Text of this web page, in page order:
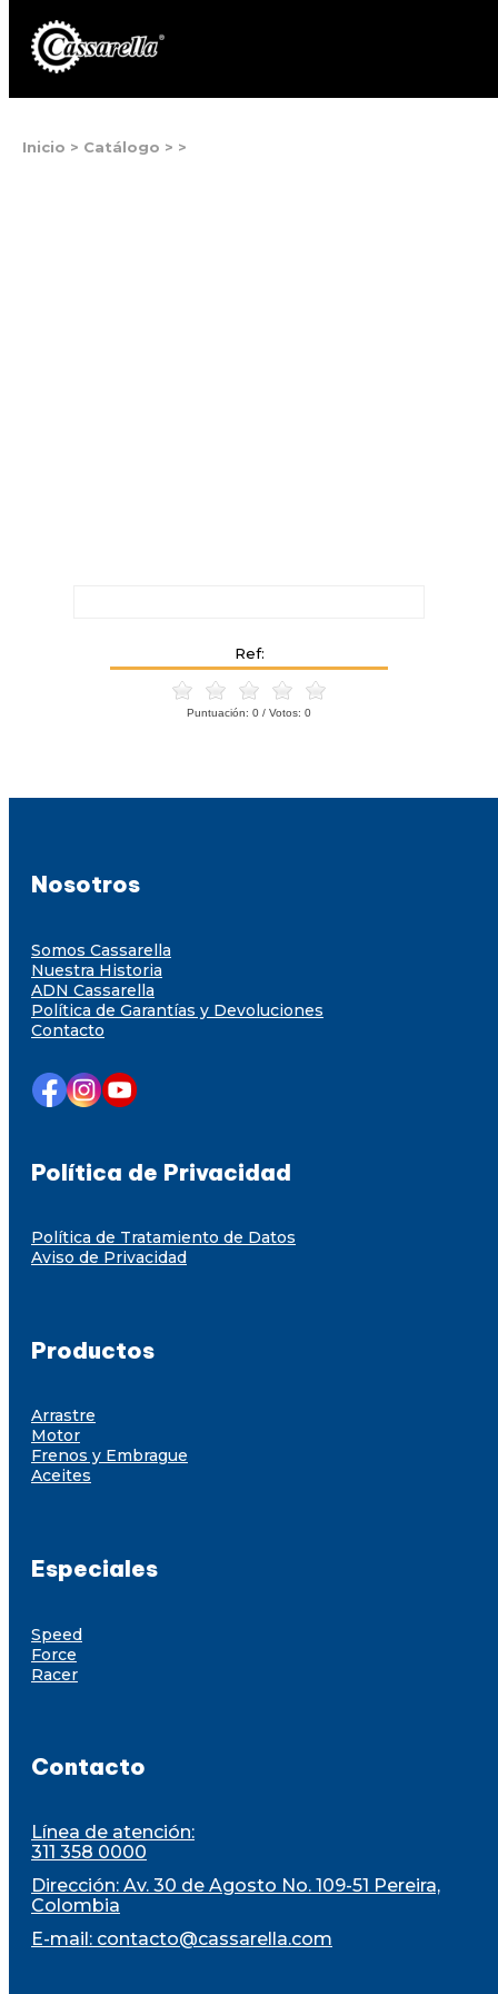
Inicio > Catálogo > >
Ref:
Puntuación: 0 / Votos: 0
Nosotros
Somos Cassarella
Nuestra Historia
ADN Cassarella
Política de Garantías y Devoluciones
Contacto
Política de Privacidad
Política de Tratamiento de Datos
Aviso de Privacidad
Productos
Arrastre
Motor
Frenos y Embrague
Aceites
Especiales
Speed
Force
Racer
Contacto
Línea de atención:
311 358 0000
Dirección: Av. 30 de Agosto No. 109-51 Pereira,
Colombia
E-mail: contacto@cassarella.com